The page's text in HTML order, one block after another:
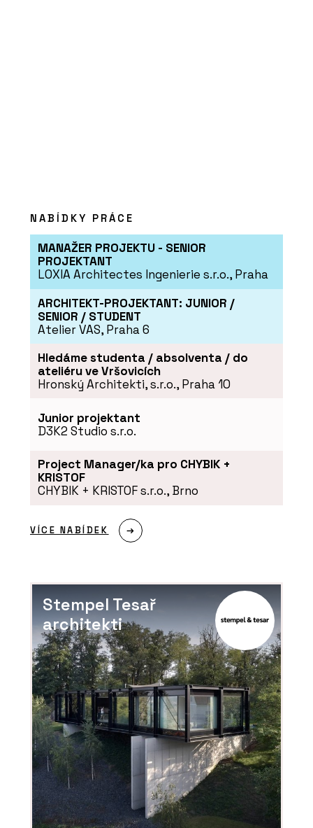
NABÍDKY PRÁCE
MANAŽER PROJEKTU - SENIOR
PROJEKTANT
LOXIA Architectes Ingenierie s.r.o., Praha
ARCHITEKT-PROJEKTANT: JUNIOR /
SENIOR / STUDENT
Atelier VAS, Praha 6
Hledáme studenta / absolventa / do
ateliéru ve Vršovicích
Hronský Architekti, s.r.o., Praha 10
Junior projektant
D3K2 Studio s.r.o.
Project Manager/ka pro CHYBIK +
KRISTOF
CHYBIK + KRISTOF s.r.o., Brno
VÍCE NABÍDEK
Stempel Tesař
architekti